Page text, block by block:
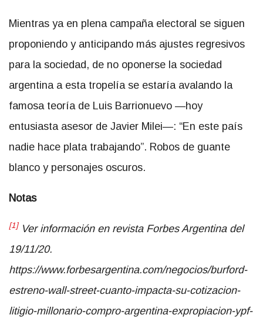
Mientras ya en plena campaña electoral se siguen
proponiendo y anticipando más ajustes regresivos
para la sociedad, de no oponerse la sociedad
argentina a esta tropelía se estaría avalando la
famosa teoría de Luis Barrionuevo —hoy
entusiasta asesor de Javier Milei—: “En este país
nadie hace plata trabajando”. Robos de guante
blanco y personajes oscuros.
Notas
[1]Ver información en revista Forbes Argentina del
19/11/20.
https://www.forbesargentina.com/negocios/burford-
estreno-wall-street-cuanto-impacta-su-cotizacion-
litigio-millonario-compro-argentina-expropiacion-ypf-